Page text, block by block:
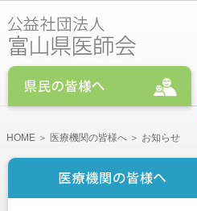
HOME ＞ 医療機関の皆様へ ＞ お知らせ